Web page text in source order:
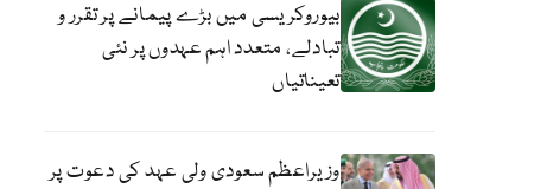
بیوروکریسی میں بڑے پیمانے پر تقرر و
تبادلے، متعدد اہم عہدوں پر نئی
تعیناتیاں
وزیراعظم سعودی ولی عہد کی دعوت پر